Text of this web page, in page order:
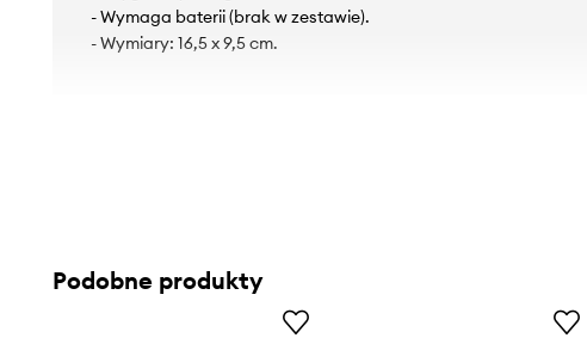
- Wymaga baterii (brak w zestawie).
- Wymiary: 16,5 x 9,5 cm.
Podobne produkty